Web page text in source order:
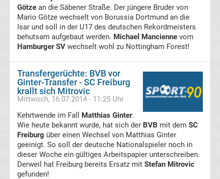
Transfergerüchte
Eintracht
Frankfurt
Transfergerüchte
Energie
Cottbus
Transfergerüchte
Götze an die Säbener Straße. Der jüngere Bruder von
Mario Götze wechselt von Borussia Dortmund an die
Isar und soll in der U17 des deutschen Rekordmeisters
behutsam aufgebaut werden. Michael Mancienne vom
Hamburger SV wechselt wohl zu Nottingham Forest!
Transfergerüchte: BVB vor
Ginter-Transfer - SC Freiburg
krallt sich Mitrovic
Mittwoch, 16.07.2014 - 11:25 Uhr
Kehrtwende im Fall Matthias Ginter.
Wie heute bekannt wurde, hat sich der BVB mit dem SC
Freiburg über einen Wechsel von Matthias Ginter
geeinigt. So soll der deutsche Nationalspieler noch in
dieser Woche ein gültiges Arbeitspapier unterschreiben.
Derweil hat Freiburg bereits Ersatz mit Stefan Mitrovic
gefunden!